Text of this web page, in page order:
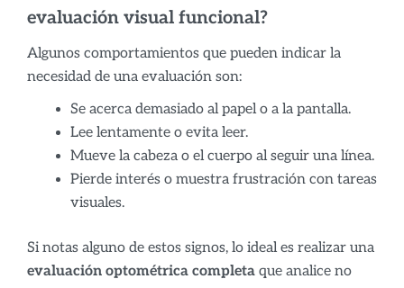
evaluación visual funcional?
Algunos comportamientos que pueden indicar la
necesidad de una evaluación son:
Se acerca demasiado al papel o a la pantalla.
Lee lentamente o evita leer.
Mueve la cabeza o el cuerpo al seguir una línea.
Pierde interés o muestra frustración con tareas
visuales.
Si notas alguno de estos signos, lo ideal es realizar una
evaluación optométrica completa que analice no